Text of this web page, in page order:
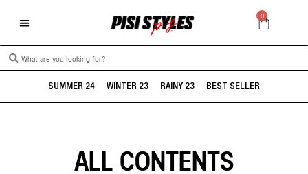
0
SUMMER 24 WINTER 23 RAINY 23 BEST SELLER
ALL CONTENTS